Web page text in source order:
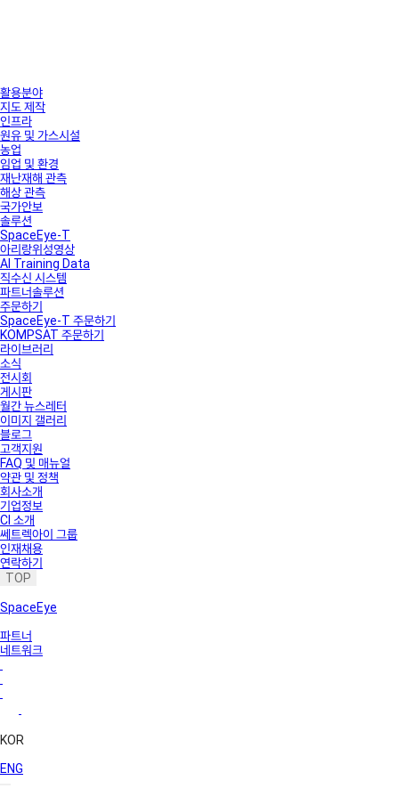
활용분야
지도 제작
인프라
원유 및 가스시설
농업
임업 및 환경
재난재해 관측
해상 관측
국가안보
솔루션
SpaceEye-T
아리랑위성영상
AI Training Data
직수신 시스템
파트너솔루션
주문하기
SpaceEye-T 주문하기
KOMPSAT 주문하기
라이브러리
소식
전시회
게시판
월간 뉴스레터
이미지 갤러리
블로그
고객지원
FAQ 및 매뉴얼
약관 및 정책
회사소개
기업정보
CI 소개
쎄트렉아이 그룹
인재채용
연락하기
TOP
SpaceEye
파트너
네트워크
KOR
ENG